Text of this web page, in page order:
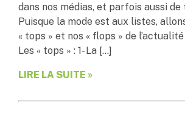
dans nos médias, et parfois aussi
Puisque la mode est aux listes,
« tops » et nos « flops » de l’actualité
Les « tops » : 1- La […]
LIRE LA SUITE »